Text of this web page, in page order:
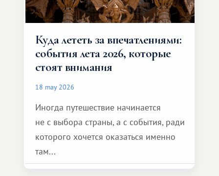
Куда лететь за впечатлениями:
события лета 2026, которые
стоят внимания
18 may 2026
Иногда путешествие начинается
не с выбора страны, а с события, ради
которого хочется оказаться именно
там...